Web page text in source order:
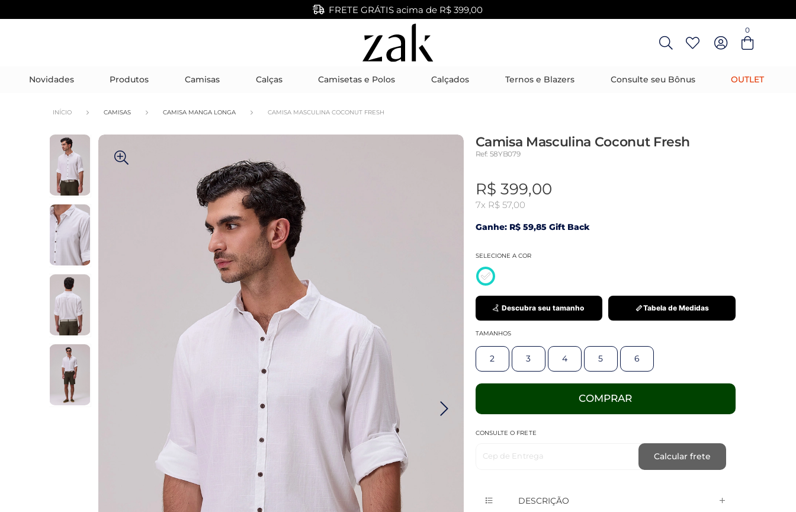
Entre com email ou cpf/cnpj
FRETE GRÁTIS acima de R$ 399,00
0
Novidades Produtos Camisas Calças Camisetas e Polos Calçados Ternos e Blazers Consulte seu Bônus OUTLET
INÍCIO CAMISAS CAMISA MANGA LONGA CAMISA MASCULINA COCONUT FRESH
Camisa Masculina Coconut Fresh
Ref: 58YB079
R$ 399,00
7x R$ 57,00
Ganhe: R$ 59,85 Gift Back
SELECIONE A COR
Descubra seu tamanho Tabela de Medidas
TAMANHOS
2 3 4 5 6
COMPRAR
CONSULTE O FRETE
Cep de Entrega Calcular frete
DESCRIÇÃO